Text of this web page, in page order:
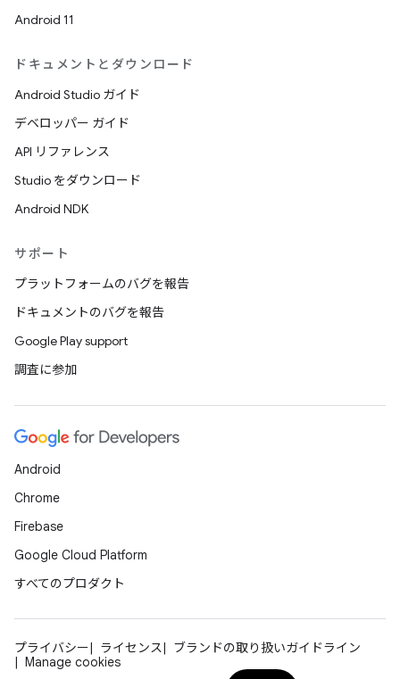
Android 11
ドキュメントとダウンロード
Android Studio ガイド
デベロッパー ガイド
API リファレンス
Studio をダウンロード
Android NDK
サポート
プラットフォームのバグを報告
ドキュメントのバグを報告
Google Play support
調査に参加
Android
Chrome
Firebase
Google Cloud Platform
すべてのプロダクト
プライバシー ライセンス
ブランドの取り扱いガイドライン
Manage cookies